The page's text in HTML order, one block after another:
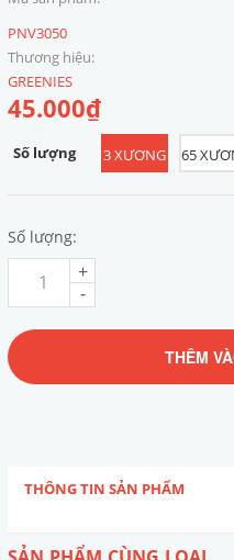
PNV3050
Thương hiệu:
GREENIES
45.000₫
Số lượng 3 XƯƠNG 65
Số lượng:
-
+
THÊM
THÔNG TIN SẢN PHẨM